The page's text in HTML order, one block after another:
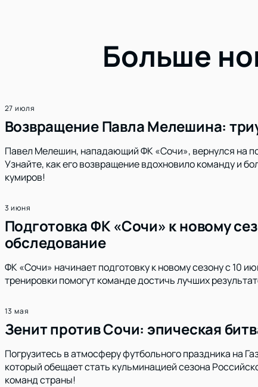
Больше
27 июля
Возвращение Павла Мелешина:
Павел Мелешин, нападающий ФК «Сочи», вернулся на
Узнайте, как его возвращение вдохновило команду и
кумиров!
3 июня
Подготовка ФК «Сочи» к новому
обследование
ФК «Сочи» начинает подготовку к новому сезону с 10
тренировки помогут команде достичь лучших
13 мая
Зенит против Сочи: эпическая
Погрузитесь в атмосферу футбольного праздника на
который обещает стать кульминацией сезона
команд страны!